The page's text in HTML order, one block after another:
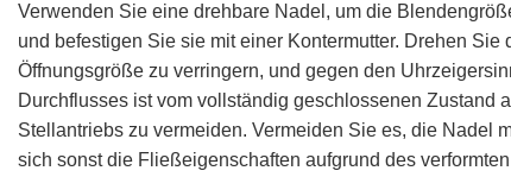
Verwenden Sie eine drehbare Nadel, um die
und befestigen Sie sie mit einer Kontermutter. Drehen
Öffnungsgröße zu verringern, und gegen den
Durchflusses ist vom vollständig geschlossenen Zustand
Stellantriebs zu vermeiden. Vermeiden Sie es, die Nadel
sich sonst die Fließeigenschaften aufgrund des